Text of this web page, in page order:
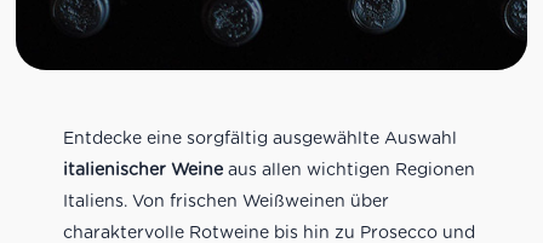
Entdecke eine sorgfältig ausgewählte Auswahl
italienischer Weineaus allen wichtigen Regionen
Italiens. Von frischen Weißweinen über
charaktervolle Rotweine bis hin zu Prosecco und